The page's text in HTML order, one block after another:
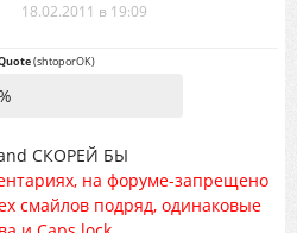
18.02.2011 в 19:09
(shtoporOK)
СКОРЕЙ БЫ
на форуме-запрещено
смайлов подряд, одинаковые